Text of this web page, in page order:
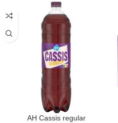
AH Cassis regular